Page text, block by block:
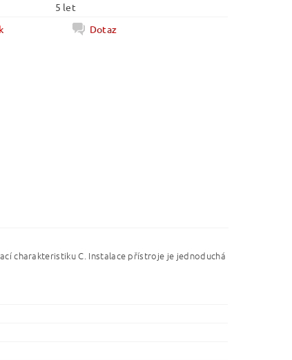
5 let
Dotaz
charakteristiku C. Instalace přístroje je jednoduchá